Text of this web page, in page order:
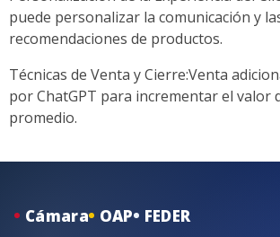
puede personalizar la comunicación y
recomendaciones de productos.
Técnicas de Venta y Cierre:Venta
por ChatGPT para incrementar el valor
promedio.
Cámara OAP FEDER